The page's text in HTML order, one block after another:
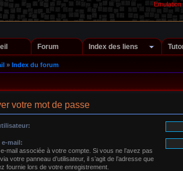
Forum Index des liens
» Index du forum
votre mot de passe
e-mail:
mail associée à votre compte. Si vous ne l’avez pas
votre panneau d’utilisateur, il s’agit de l’adresse que
fournie lors de votre enregistrement.